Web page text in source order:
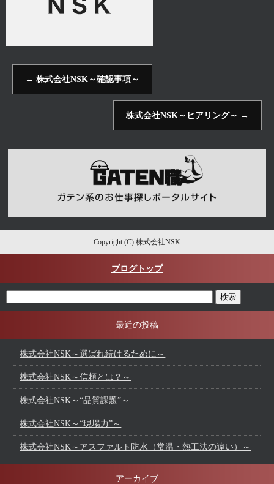
← 株式会社NSK～確認事項～
株式会社NSK～ヒアリング～ →
Copyright (C) 株式会社NSK
ブログトップ
最近の投稿
株式会社NSK～選ばれ続けるために～
株式会社NSK～信頼とは？～
株式会社NSK～“品質課題”～
株式会社NSK～“現場力”～
株式会社NSK～アスファルト防水（常温・熱工法の違い）～
アーカイブ